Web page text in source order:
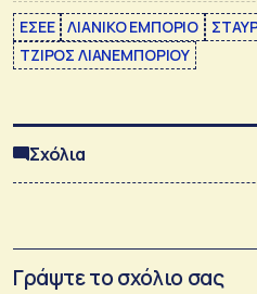
ΕΣΕΕ ΛΙΑΝΙΚΟ ΕΜΠΟΡΙΟ
ΤΖΙΡΟΣ ΛΙΑΝΕΜΠΟΡΙΟΥ
Σχόλια
Γράψτε το σχόλιο σας